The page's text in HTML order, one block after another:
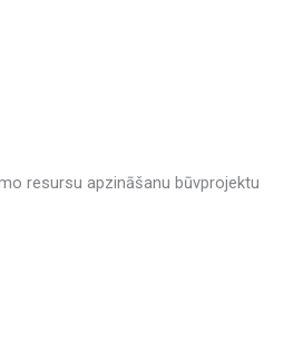
resursu apzināšanu būvprojektu